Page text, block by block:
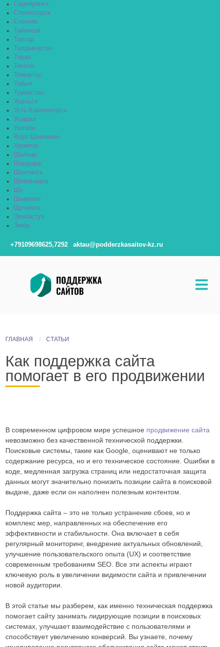
Серебрянск
Степногорск
Степняк
Тайынша
Талгар
Талдыкорган
Тараз
Текели
Темиртау
Тобыл
Туркестан
Уральск
Усть-Каменогорск
Ушарал
Уштобе
Форт-Шевченко
Хромтау
Шалкар
Шардара
Шахтинск
Шемонаиха
Шу
Шымкент
Щучинск
Экибастуз
Эмба
+79109698625,7292 aktau@podderzkasaitov-kz.ru
ГЛАВНАЯ СТАТЬИ
Как поддержка сайта
помогает в его продвижении
В современном цифровом мире успешное продвижение сайта
невозможно без качественной технической поддержки.
Поисковые системы, такие как Google, оценивают не только
содержание ресурса, но и его техническое состояние. Ошибки в
коде, медленная загрузка страниц или недостаточная защита
данных могут значительно понизить позиции сайта в поисковой
выдаче, даже если он наполнен полезным контентом.
Поддержка сайта – это не только устранение сбоев, но и
комплекс мер, направленных на обеспечение его
эффективности и стабильности. Она включает в себя
регулярный мониторинг, внедрение актуальных обновлений,
улучшение пользовательского опыта (UX) и соответствие
современным требованиям SEO. Все эти аспекты играют
ключевую роль в увеличении видимости сайта и привлечении
новой аудитории.
В этой статье мы разберем, как именно техническая поддержка
помогает сайту занимать лидирующие позиции в поисковых
системах, улучшает взаимодействие с пользователями и
способствует увеличению конверсий. Вы узнаете, почему